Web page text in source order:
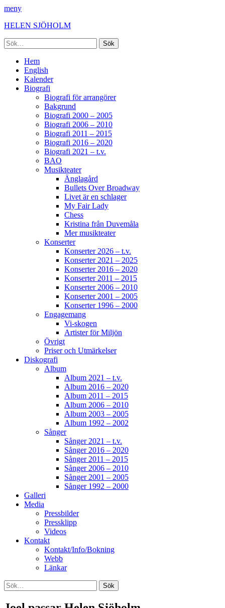
meny
HELEN SJÖHOLM
Sök
efter:
[label]
Primär
meny
Hoppa
innehåll
Hem
English
Kalender
Biografi
Biografi för arrangörer
Bakgrund
Biografi 2000 – 2005
Biografi 2006 – 2010
Biografi 2011 – 2015
Biografi 2016 – 2020
Biografi 2021 – t.v.
BAO
Musikteater
Änglagård
Bullets Over Broadway
Livet är en schlager
My Fair Lady
Chess
Kristina från Duvemåla
Mer musikteater
Konserter
Konserter 2026 – t.v.
Konserter 2021 – 2025
Konserter 2016 – 2020
Konserter 2011 – 2015
Konserter 2006 – 2010
Konserter 2001 – 2005
Konserter 1996 – 2000
Engagemang
Vi-skogen
Artister för Miljön
Övrigt
Priser och Utmärkelser
Diskografi
Album
Album 2021 – t.v.
Album 2016 – 2020
Album 2011 – 2015
Album 2006 – 2010
Album 2003 – 2005
Album 1992 – 2002
Sånger
Sånger 2021 – t.v.
Sånger 2016 – 2020
Sånger 2011 – 2015
Sånger 2006 – 2010
Sånger 2001 – 2005
Sånger 1992 – 2000
Galleri
Media
Pressbilder
Pressklipp
Videos
Kontakt
Kontakt/Info/Bokning
Webb
Länkar
Search
Sök
efter:
[label]